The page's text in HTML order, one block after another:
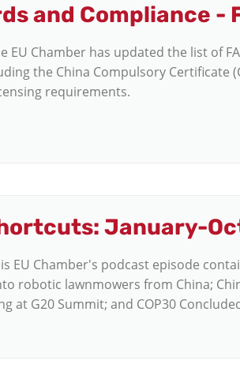
and Compliance -
EU Chamber has updated the list of
the China Compulsory Certificate
requirements.
January-
EU Chamber's podcast episode
robotic lawnmowers from China;
at G20 Summit; and COP30